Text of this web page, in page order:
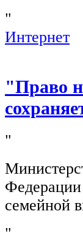
"
Интернет
"Право
"
Федерации
семейной